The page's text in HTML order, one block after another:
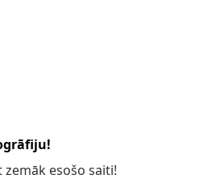
esošo saiti!